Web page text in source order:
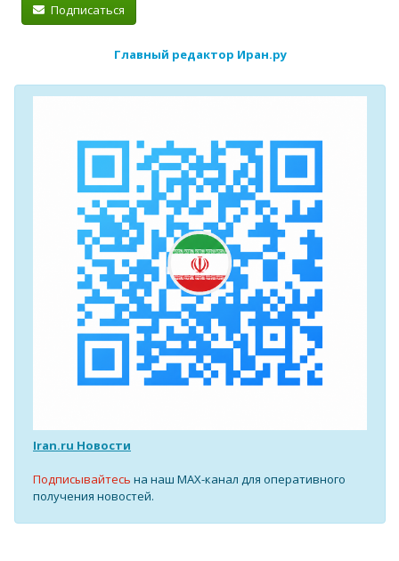
Подписаться
Главный редактор Иран.ру
Iran.ru Новости
Подписывайтесь на наш MAX-канал для оперативного
получения новостей.